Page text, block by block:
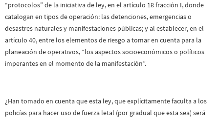
“protocolos” de la iniciativa de ley, en el artículo 18 fracción I, donde
catalogan en tipos de operación: las detenciones, emergencias o
desastres naturales y manifestaciones públicas; y al establecer, en el
artículo 40, entre los elementos de riesgo a tomar en cuenta para la
planeación de operativos, “los aspectos socioeconómicos o políticos
imperantes en el momento de la manifestación”.
¿Han tomado en cuenta que esta ley, que explícitamente faculta a los
policías para hacer uso de fuerza letal (por gradual que esta sea) será